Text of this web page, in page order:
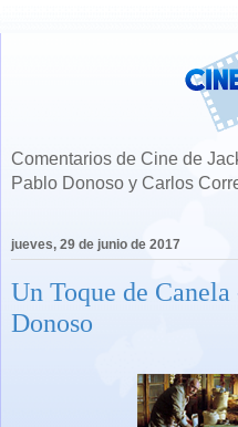
Comentarios de Cine de
Pablo Donoso y Carlos
jueves, 29 de junio de 2017
Un Toque de Canela
Donoso